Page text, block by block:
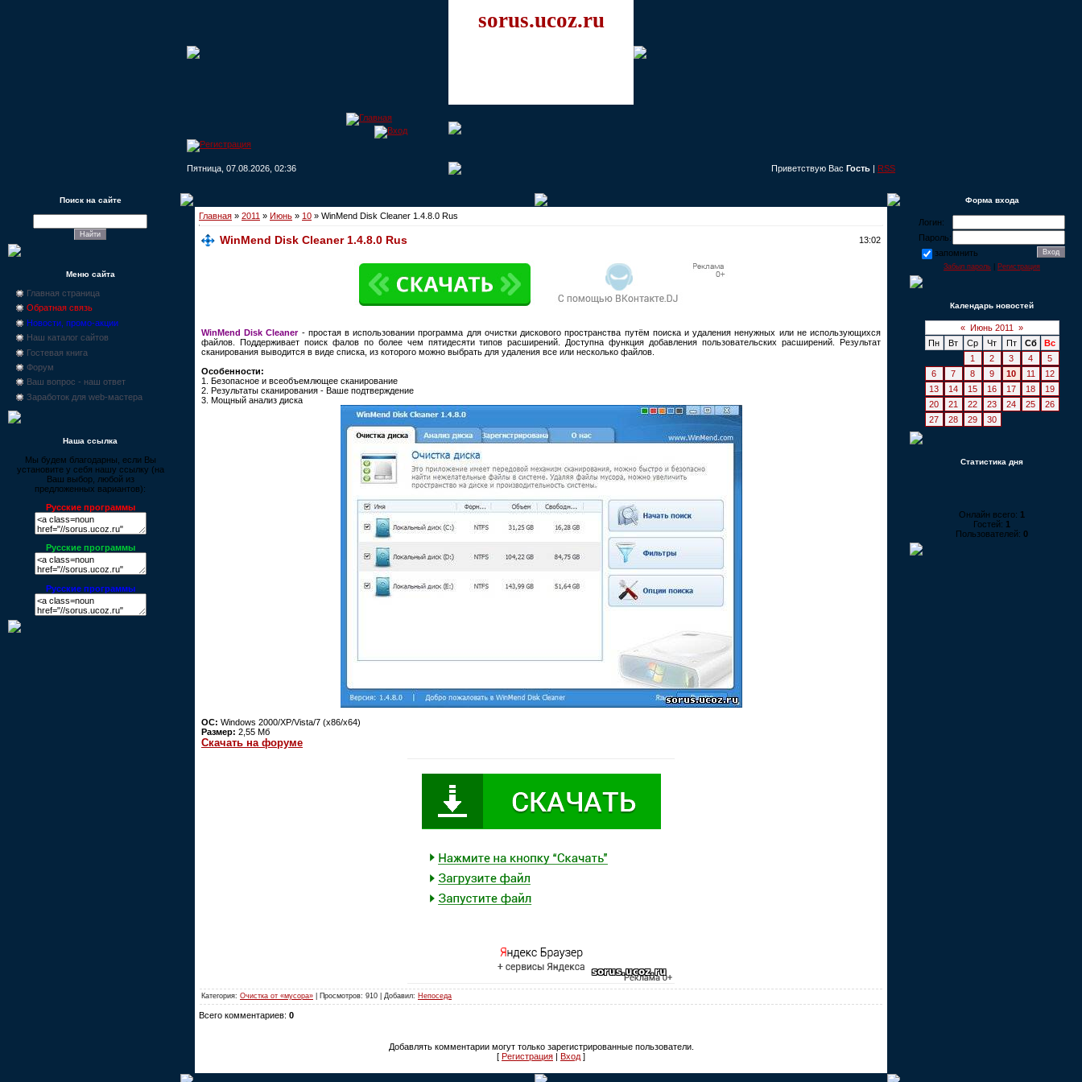
sorus.ucoz.ru
Пятница, 07.08.2026, 02:36 Приветствую Вас Гость | RSS
Поиск на сайте
Меню сайта
Главная страница
Обратная связь
Новости, промо-акции
Наш каталог сайтов
Гостевая книга
Форум
Ваш вопрос - наш ответ
Заработок для web-мастера
Наша ссылка
Мы будем благодарны, если Вы
установите у себя нашу ссылку (на
Ваш выбор, любой из
предложенных вариантов):
Русские программы
Русские программы
Русские программы
Главная » 2011 » Июнь » 10 » WinMend Disk Cleaner 1.4.8.0 Rus
WinMend Disk Cleaner 1.4.8.0 Rus 13:02
WinMend Disk Cleaner- простая в использовании программа для очистки дискового пространства путём поиска и удаления ненужных или не использующихся
файлов. Поддерживает поиск фалов по более чем пятидесяти типов расширений. Доступна функция добавления пользовательских расширений. Результат
сканирования выводится в виде списка, из которого можно выбрать для удаления все или несколько файлов.
Особенности:
1. Безопасное и всеобъемлющее сканирование
2. Результаты сканирования - Ваше подтверждение
3. Мощный анализ диска
ОС: Windows 2000/XP/Vista/7 (x86/x64)
Размер: 2,55 Мб
Скачать на форуме
Категория: Очистка от «мусора» | Просмотров: 910 | Добавил: Непоседа
Всего комментариев: 0
Добавлять комментарии могут только зарегистрированные пользователи.
[ Регистрация | Вход ]
Форма входа
Логин:
Пароль:
запомнить
Забыл пароль Регистрация
Календарь новостей
« Июнь 2011
»
Пн
Вт Ср Чт Пт Сб
Вс
1
2 3 4
5
6
7 8 9 10 11
12
13
14 15 16 17 18
19
20
21 22 23 24 25
26
27
28 29 30
Статистика дня
Онлайн всего: 1
Гостей: 1
Пользователей: 0